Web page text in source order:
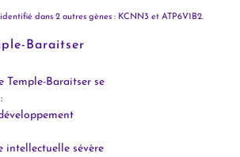
dans 2 autres gènes : KCNN3 et ATP6V1B2.
Baraitser
Temple-Baraitser se
intellectuelle sévère